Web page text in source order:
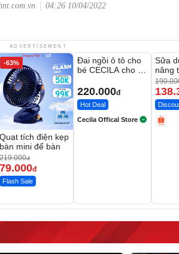
04:26 10/04/2022
ADVERTISEMENT
-63%
Quạt tích điện kẹp
bàn mini để bàn
219.000đ
79.000đ
Flash Sale
Đai ngồi ô tô cho
bé CECILA cho bé
220.000đ
Hot Deal
Cecila Offical Store
-27%
Sữa
nâng